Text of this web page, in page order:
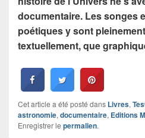
documentaire. Les songes
poétiques y sont
textuellement, que
Cet article a été posté dans Livres,
astronomie, documentaire, Editions
Enregistrer le permalien.